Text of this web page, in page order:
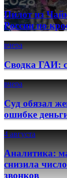
Пилот из
России по
вчера
Сводка ГАИ:
вчера
Суд обязал
ошибке
4 августа
Аналитика:
снизила
звонков